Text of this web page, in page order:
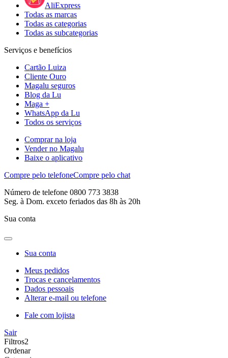
AliExpress
Todas as marcas
Todas as categorias
Todas as subcategorias
Serviços e benefícios
Cartão Luiza
Cliente Ouro
Magalu seguros
Blog da Lu
Maga +
WhatsApp da Lu
Todos os serviços
Comprar na loja
Vender no Magalu
Baixe o aplicativo
Compre pelo telefoneCompre pelo chat
Número de telefone 0800 773 3838
Seg. à Dom. exceto feriados das 8h às 20h
Sua conta
Sua conta
Meus pedidos
Trocas e cancelamentos
Dados pessoais
Alterar e-mail ou telefone
Fale com lojista
Sair
Filtros2
Ordenar